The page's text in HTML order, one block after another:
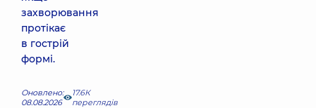
захворювання
протікає
в гострій
формі.
Оновлено:
08.08.2026
17.6К
переглядів